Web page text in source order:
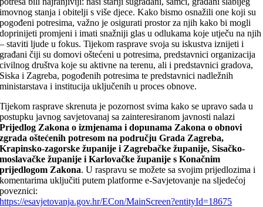
imovnog stanja i obitelji s više djece. Kako bismo osnažili one koji su
pogođeni potresima, važno je osigurati prostor za njih kako bi mogli
doprinijeti promjeni i imati snažniji glas u odlukama koje utječu na njih
– staviti ljude u fokus. Tijekom rasprave svoja su iskustva iznijeti i
građani čiji su domovi oštećeni u potresima, predstavnici organizacija
civilnog društva koje su aktivne na terenu, ali i predstavnici gradova,
Siska i Zagreba, pogođenih potresima te predstavnici nadležnih
ministarstava i institucija uključenih u proces obnove.
Tijekom rasprave skrenuta je pozornost svima kako se upravo sada u
postupku javnog savjetovanaj sa zainteresiranom javnosti nalazi
Prijedlog Zakona o izmjenama i dopunama Zakona o obnovi
zgrada oštećenih potresom na području Grada Zagreba,
Krapinsko-zagorske županije i Zagrebačke županije, Sisačko-
moslavačke županije i Karlovačke županije s Konačnim
prijedlogom Zakona. U raspravu se možete sa svojim prijedlozima i
komentarima uključiti putem platforme e-Savjetovanje na sljedećoj
poveznici:
https://esavjetovanja.gov.hr/ECon/MainScreen?entityId=18675